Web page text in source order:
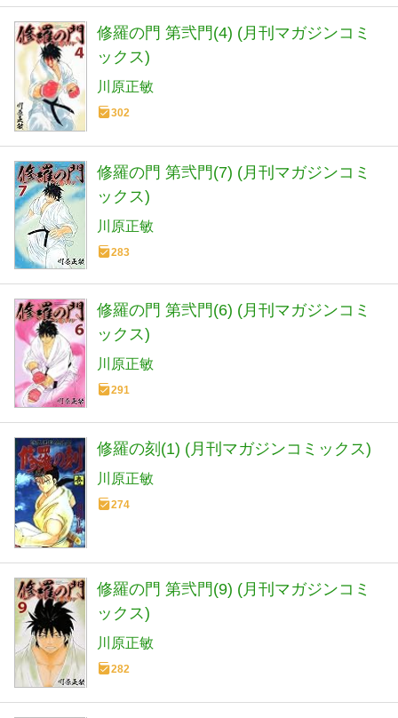
修羅の門 第弐門(4) (月刊マガジンコミ
ックス)
川原正敏
302
修羅の門 第弐門(7) (月刊マガジンコミ
ックス)
川原正敏
283
修羅の門 第弐門(6) (月刊マガジンコミ
ックス)
川原正敏
291
修羅の刻(1) (月刊マガジンコミックス)
川原正敏
274
修羅の門 第弐門(9) (月刊マガジンコミ
ックス)
川原正敏
282